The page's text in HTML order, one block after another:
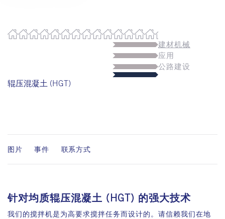
建材机械
应用
公路建设
辊压混凝土 (HGT)
图片 事件 联系方式
针对均质辊压混凝土 (HGT) 的强大技术
我们的搅拌机是为高要求搅拌任务而设计的。请信赖我们在地